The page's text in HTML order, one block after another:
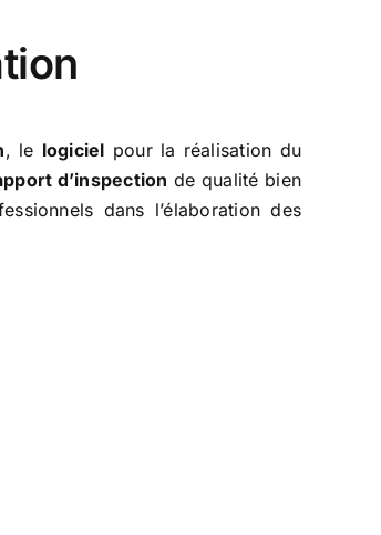
, le logiciel pour la réalisation du
d’inspection de qualité bien
dans l’élaboration des